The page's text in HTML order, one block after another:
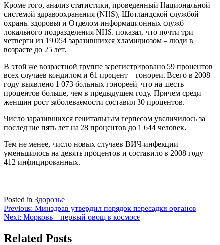
Кроме того, анализ статистики, проведенный Национальной
системой здравоохранения (NHS), Шотландской службой
охраны здоровья и Отделом информационных служб
локального подразделения NHS, показал, что почти три
четверти из 19 054 заразившихся хламидиозом – люди в
возрасте до 25 лет.
В этой же возрастной группе зарегистрировано 59 процентов
всех случаев кондилом и 61 процент – гонореи. Всего в 2008
году выявлено 1 073 больных гонореей, что на шесть
процентов больше, чем в предыдущем году. Причем среди
женщин рост заболеваемости составил 30 процентов.
Число заразившихся генитальным герпесом увеличилось за
последние пять лет на 28 процентов до 1 644 человек.
Тем не менее, число новых случаев ВИЧ-инфекции
уменьшилось на девять процентов и составило в 2008 году
412 инфицированных.
Posted in Здоровье
Навигация
по
записям
Previous: Минздрав утвердил порядок пересадки органов
Next: Морковь – первый овощ в космосе
Related Posts